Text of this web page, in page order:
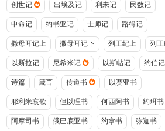
创世记 出埃及记 利未记 民数记
申命记 约书亚记 士师记 路得记
撒母耳记上 撒母耳记下 列王纪上 列
以斯拉记 尼希米记 以斯帖记 约伯记
诗篇 箴言 传道书 以赛亚书
耶利米哀歌 但以理书 何西阿书 约珥书
阿摩司书 俄巴底亚书 约拿书 弥迦书